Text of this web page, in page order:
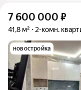
7 600 000 ₽
41,8 м² 2-комн.
новостройка